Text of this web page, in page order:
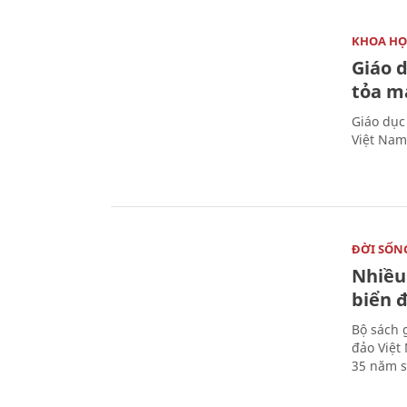
KHOA
Giáo
tỏa
Giáo
Việt
ĐỜI
biển
Bộ sách
đảo Việt
35 năm